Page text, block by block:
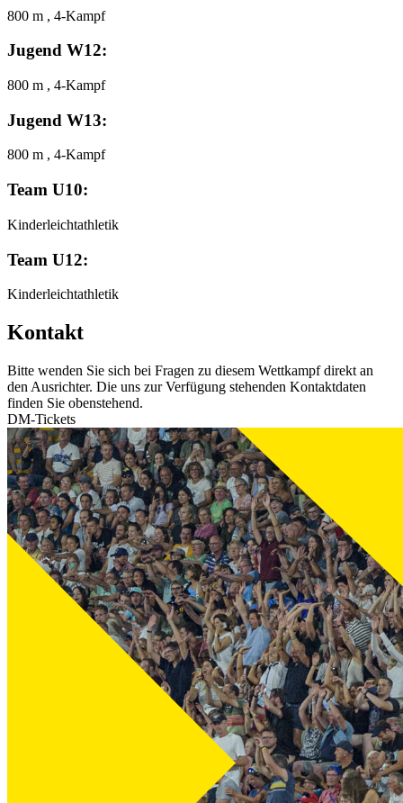
800 m , 4-Kampf
Jugend W12:
800 m , 4-Kampf
Jugend W13:
800 m , 4-Kampf
Team U10:
Kinderleichtathletik
Team U12:
Kinderleichtathletik
Kontakt
Bitte wenden Sie sich bei Fragen zu diesem Wettkampf direkt an
den Ausrichter. Die uns zur Verfügung stehenden Kontaktdaten
finden Sie obenstehend.
DM-Tickets